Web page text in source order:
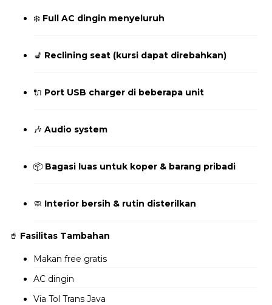
❄️ Full AC dingin menyeluruh
💺 Reclining seat (kursi dapat direbahkan)
🔌 Port USB charger di beberapa unit
🎶 Audio system
📦 Bagasi luas untuk koper & barang pribadi
🧼 Interior bersih & rutin disterilkan
🥤 Fasilitas Tambahan
Makan free gratis
AC dingin
Via Tol Trans Java